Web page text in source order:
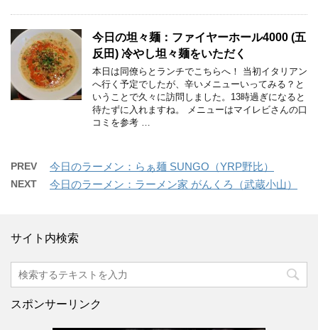
今日の坦々麺：ファイヤーホール4000 (五
反田) 冷やし坦々麺をいただく
本日は同僚らとランチでこちらへ！ 当初イタリアン
へ行く予定でしたが、辛いメニューいってみる？と
いうことで久々に訪問しました。13時過ぎになると
待たずに入れますね。 メニューはマイレビさんの口
コミを参考 …
PREV 今日のラーメン：らぁ麺 SUNGO（YRP野比）
NEXT 今日のラーメン：ラーメン家 がんくろ（武蔵小山）
サイト内検索
スポンサーリンク